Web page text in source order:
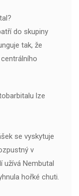
do skupiny
tak, že
lze
se vyskytuje
v
užívá Nembutal
hořké chuti.